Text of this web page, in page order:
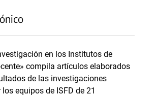
en los Institutos de
compila artículos elaborados
de las investigaciones
equipos de ISFD de 21